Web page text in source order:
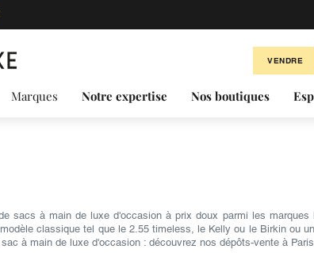
VENDRE
Marques Notre expertise Nos boutiques
sacs à main de luxe d'occasion à prix doux parmi les
classique tel que le 2.55 timeless, le Kelly ou le Birkin ou
à main de luxe d'occasion : découvrez nos dépôts-vente à